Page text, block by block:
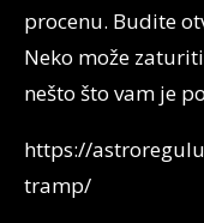
procenu. Budite
Neko može
nešto što vam je
https://
tramp/